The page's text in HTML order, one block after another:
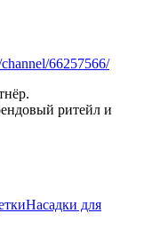
66257566/
ритейл и
Насадки для